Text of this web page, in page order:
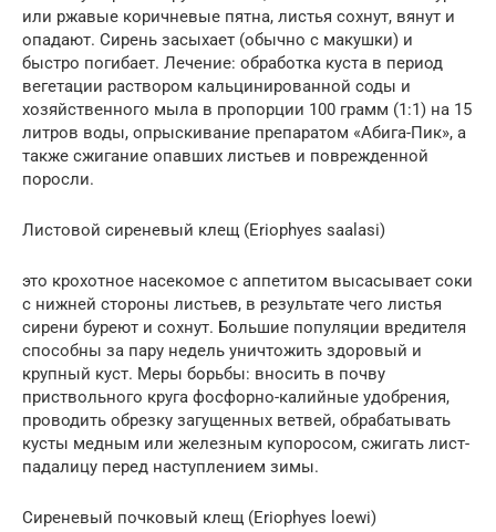
или ржавые коричневые пятна, листья сохнут, вянут и
опадают. Сирень засыхает (обычно с макушки) и
быстро погибает. Лечение: обработка куста в период
вегетации раствором кальцинированной соды и
хозяйственного мыла в пропорции 100 грамм (1:1) на 15
литров воды, опрыскивание препаратом «Абига-Пик», а
также сжигание опавших листьев и поврежденной
поросли.
Листовой сиреневый клещ (Eriophyes saalasi)
это крохотное насекомое с аппетитом высасывает соки
с нижней стороны листьев, в результате чего листья
сирени буреют и сохнут. Большие популяции вредителя
способны за пару недель уничтожить здоровый и
крупный куст. Меры борьбы: вносить в почву
приствольного круга фосфорно-калийные удобрения,
проводить обрезку загущенных ветвей, обрабатывать
кусты медным или железным купоросом, сжигать лист-
падалицу перед наступлением зимы.
Сиреневый почковый клещ (Eriophyes loewi)